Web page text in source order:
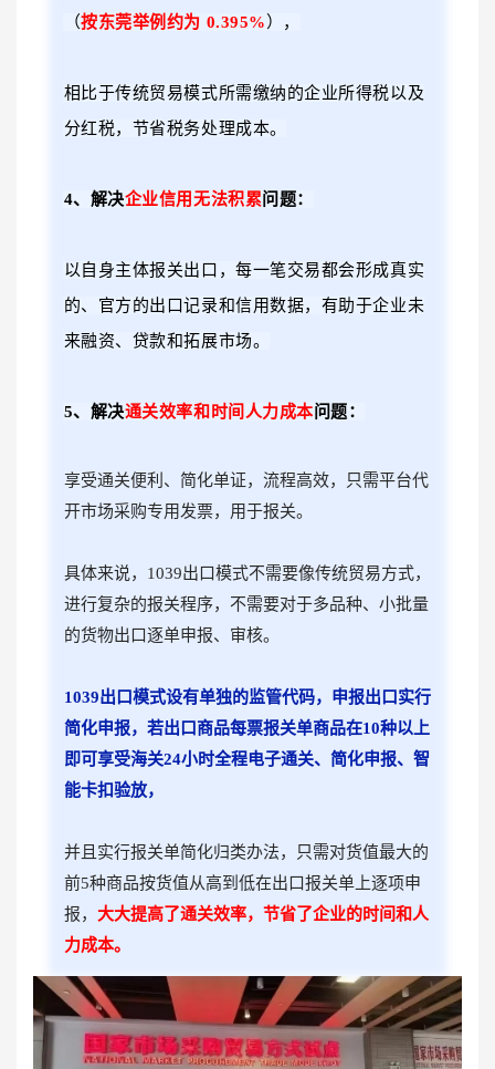
（按东莞举例约为 0.395% ），
相比于传统贸易模式所需缴纳的企业所得税以及
分红税，节省税务处理成本。
4、解决企业信用无法积累问题：
以自身主体报关出口，每一笔交易都会形成真实
的、官方的出口记录和信用数据，有助于企业未
来融资、贷款和拓展市场。
5、解决通关效率和时间人力成本问题：
享受通关便利、简化单证，流程高效，只需平台代
开市场采购专用发票，用于报关。
具体来说，1039出口模式不需要像传统贸易方式，
进行复杂的报关程序，不需要对于多品种、小批量
的货物出口逐单申报、审核。
1039出口模式设有单独的监管代码，申报出口实行
简化申报，若出口商品每票报关单商品在10种以上
即可享受海关24小时全程电子通关、简化申报、智
能卡扣验放，
并且实行报关单简化归类办法，只需对货值最大的
前5种商品按货值从高到低在出口报关单上逐项申
报， 大大提高了通关效率，节省了企业的时间和人
力成本。